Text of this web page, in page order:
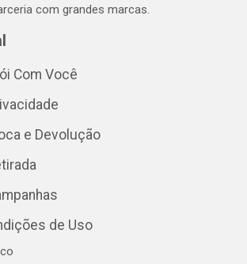
com grandes marcas.
Com Você
e Devolução
de Uso